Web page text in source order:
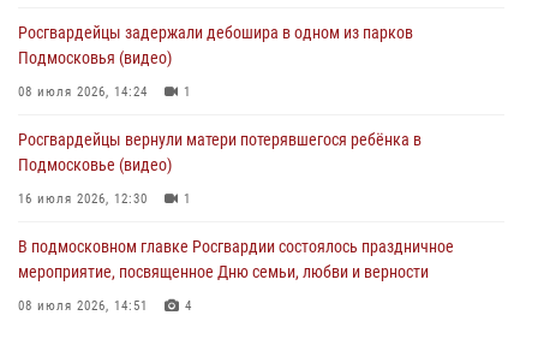
(видео)
30 июля 2026, 08:10
Росгвардейцы задержали дебошира в одном из парков
Подмосковья (видео)
08 июля 2026, 14:24 1
Росгвардейцы вернули матери потерявшегося ребёнка в
Подмосковье (видео)
16 июля 2026, 12:30 1
В подмосковном главке Росгвардии состоялось праздничное
мероприятие, посвященное Дню семьи, любви и верности
08 июля 2026, 14:51 4